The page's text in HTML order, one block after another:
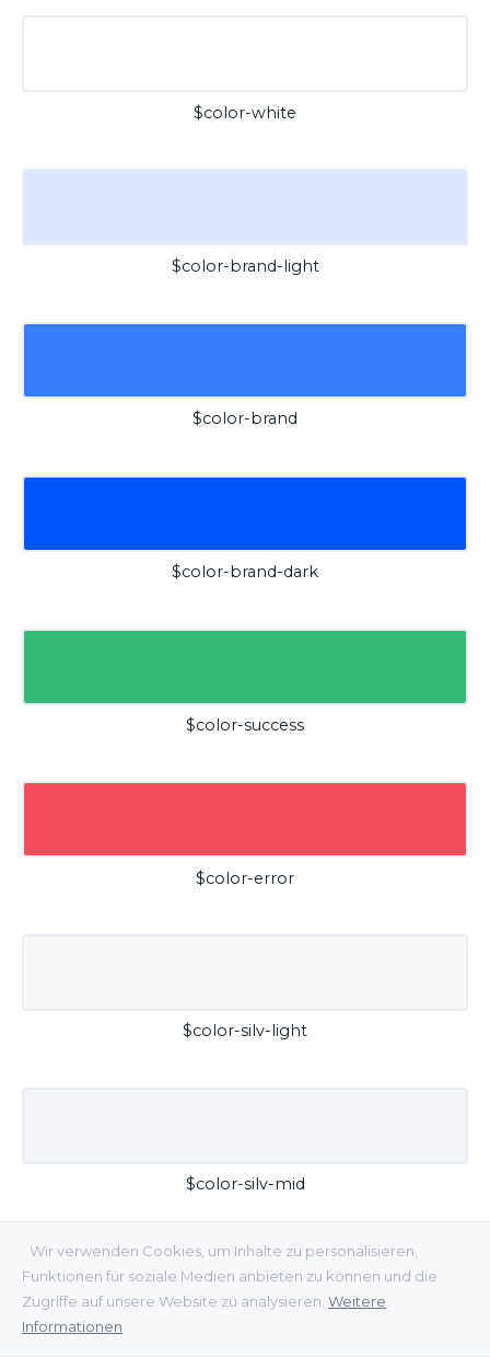
Wir verwenden Cookies, um Inhalte zu personalisieren,
Funktionen für soziale Medien anbieten zu können und die
Zugriffe auf unsere Website zu analysieren. Weitere
Informationen
$color-white
$color-brand-light
$color-brand
$color-brand-dark
$color-success
$color-error
$color-silv-light
$color-silv-mid